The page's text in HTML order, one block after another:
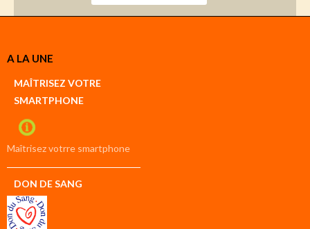
Créer
compte
compte
A LA UNE
MAÎTRISEZ VOTRE
SMARTPHONE
Maîtrisez votrre smartphone
DON DE SANG